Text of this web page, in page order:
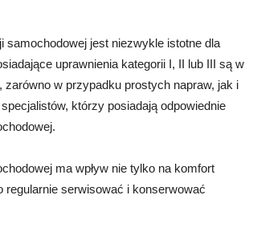
samochodowej jest niezwykle istotne dla
uprawnienia kategorii I, II lub III są w
w przypadku prostych napraw, jak i
którzy posiadają odpowiednie
ma wpływ nie tylko na komfort
regularnie serwisować i konserwować